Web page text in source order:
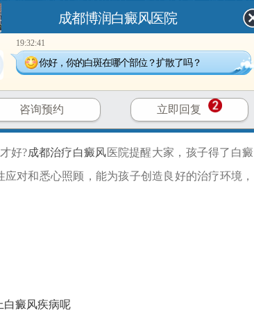
题，积极治疗就能好转。多鼓励孩子，避免在孩
好皮肤防护，避免暴晒和外伤。调整家庭饮食结
好?成都治疗白癜风医院提醒大家，孩子得了白癜
对和悉心照顾，能为孩子创造良好的治疗环境，
白癜风疾病呢
成都博润白癜风医院
19:32:41
你好，你的白斑在哪个部位？扩散了吗？
咨询预约 立即回复